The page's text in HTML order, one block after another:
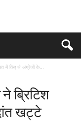
में किए थे अंग्रेजों के...
ब्रिटिश
खट्टे